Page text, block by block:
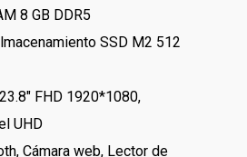
8 GB DDR5
SSD M2 512
FHD 1920*1080,
UHD
Cámara web, Lector de